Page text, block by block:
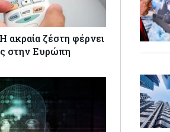
ακραία ζέστη φέρνει
στην Ευρώπη